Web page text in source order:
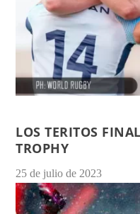
LOS TERITOS
TROPHY
25 de julio de 2023